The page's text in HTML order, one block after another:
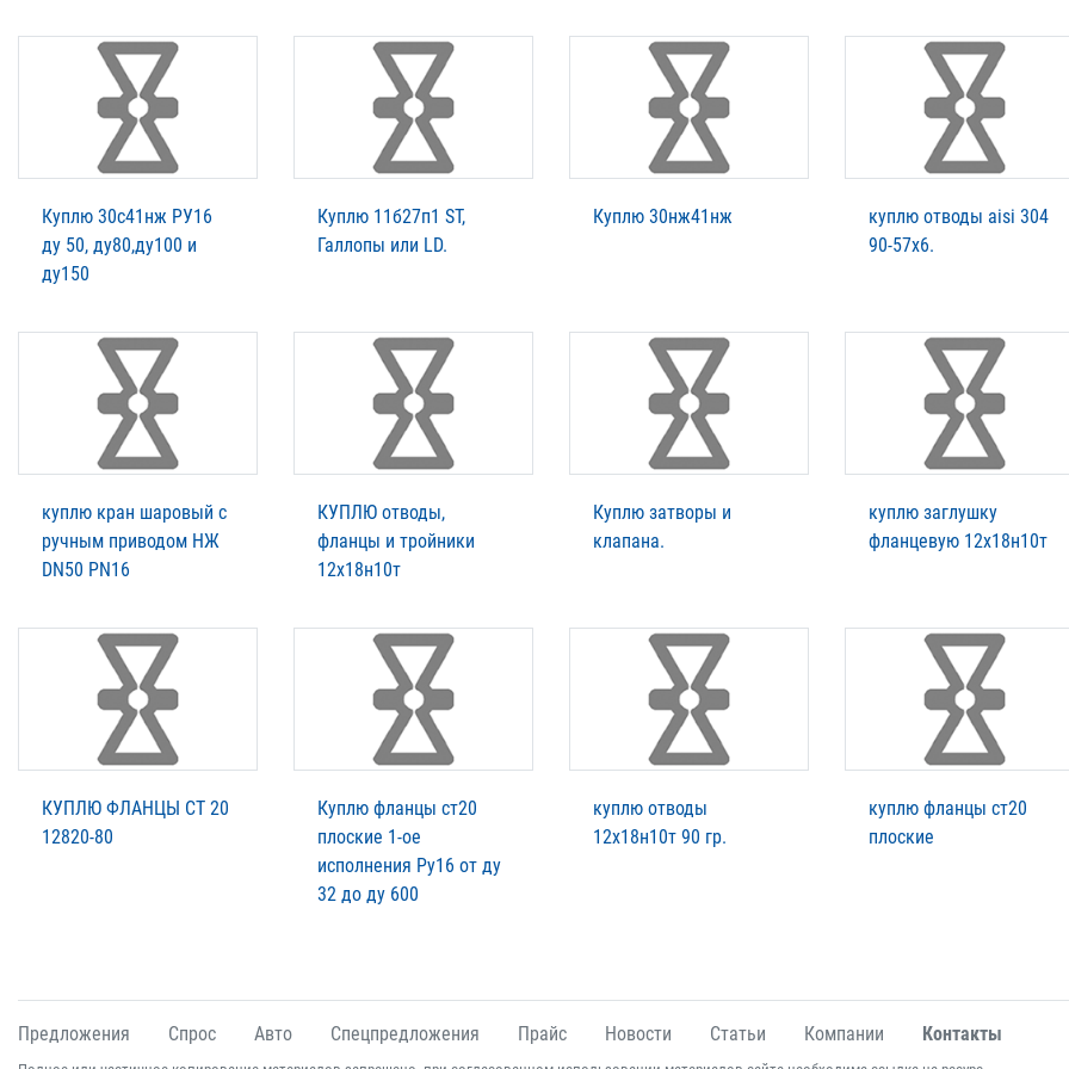
Куплю 30с41нж РУ16
ду 50, ду80,ду100 и
ду150
Куплю 11б27п1 ST,
Галлопы или LD.
Куплю 30нж41нж
куплю отводы aisi 304
90-57х6.
куплю кран шаровый с
ручным приводом НЖ
DN50 PN16
КУПЛЮ отводы,
фланцы и тройники
12х18н10т
Куплю затворы и
клапана.
куплю заглушку
фланцевую 12х18н10т
КУПЛЮ ФЛАНЦЫ СТ 20
12820-80
Куплю фланцы ст20
плоские 1-ое
исполнения Ру16 от ду
32 до ду 600
куплю отводы
12х18н10т 90 гр.
куплю фланцы ст20
плоские
Предложения Спрос Авто Спецпредложения Прайс Новости Статьи Компании Контакты